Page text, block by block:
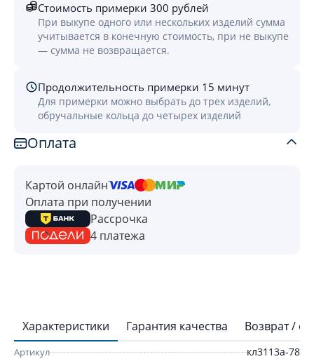
Стоимость примерки 300 рублей
При выкупе одного или нескольких изделий сумма
учитывается в конечную стоимость, при не выкупе
— сумма не возвращается.
Продолжительность примерки 15 минут
Для примерки можно выбрать до трех изделий,
обручальные кольца до четырех изделий
Оплата
Картой онлайн
Оплата при получении
Рассрочка
4 платежа
Характеристики Гарантия качества Возврат /
Артикул кл3113а-78